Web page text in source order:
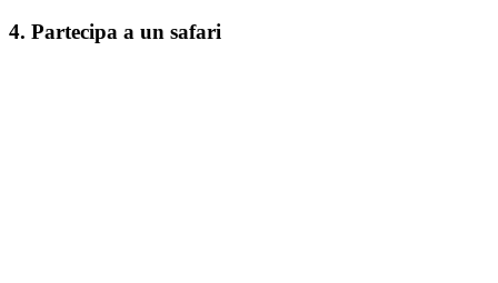
4. Partecipa a un safari